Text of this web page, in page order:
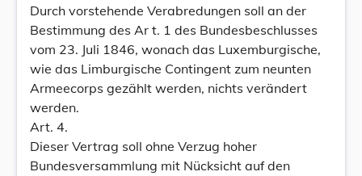
Durch vorstehende Verabredungen soll an der
Bestimmung des Ar t. 1 des Bundesbeschlusses
vom 23. Juli 1846, wonach das Luxemburgische,
wie das Limburgische Contingent zum neunten
Armeecorps gezählt werden, nichts verändert
werden.
Art. 4.
Dieser Vertrag soll ohne Verzug hoher
Bundesversammlung mit Nücksicht auf den